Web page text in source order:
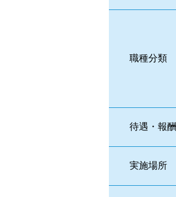
職種分類
待遇・報酬
実施場所